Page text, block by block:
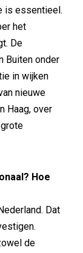
is essentieel.
het
De
Buiten onder
in wijken
nieuwe
Haag, over
Hoe
Dat
de